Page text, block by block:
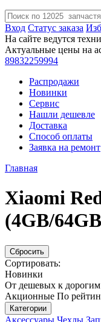
Вход Статус заказа
На сайте ведутся
Актуальные цены на
89832259994
Распродажи
Новинки
Сервис
Нашли дешевле
Доставка
Способ оплаты
Заявка на ремонт
Главная
Xiaomi
(4GB/
Сбросить
Сортировать:
Новинки
От дешевых к дорогим
Акционные По
Категории
Аксессуары Чехлы